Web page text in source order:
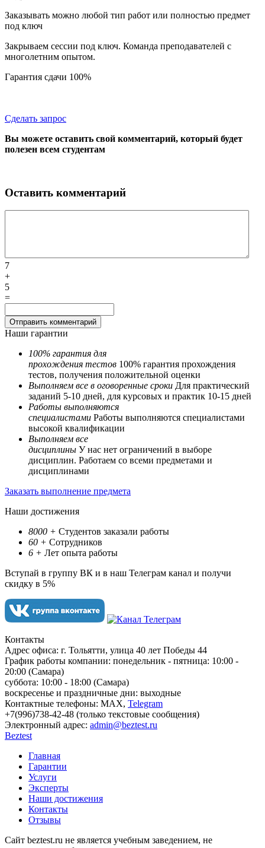
Заказывать можно любой тип работ или полностью предмет
под ключ
Закрываем сессии под ключ. Команда преподавателей с
многолетним опытом.
Гарантия сдачи 100%
Сделать запрос
Вы можете оставить свой комментарий, который будет
полезен всем студентам
Оставить комментарий
7
+
5
=
Наши гарантии
100% гарантия для
прохождения тестов 100% гарантия прохождения
тестов, получения положительной оценки
Выполняем все в оговоренные сроки Для практический
заданий 5-10 дней, для курсовых и практик 10-15 дней
Работы выполняются
специалистами Работы выполняются специалистами
высокой квалификации
Выполняем все
дисциплины У нас нет ограничений в выборе
дисциплин. Работаем со всеми предметами и
дисциплинами
Заказать выполнение предмета
Наши достижения
8000 + Студентов заказали работы
60 + Сотрудников
6 + Лет опыта работы
Вступай в группу ВК и в наш Телеграм канал и получи
скидку в 5%
Контакты
Адрес офиса: г. Тольятти, улица 40 лет Победы 44
График работы компании: понедельник - пятница: 10:00 -
20:00 (Самара)
суббота: 10:00 - 18:00 (Самара)
воскресенье и праздничные дни: выходные
Контактные телефоны: МАХ, Telegram
+7(996)738-42-48 (только текстовые сообщения)
Электронный адрес: admin@beztest.ru
Beztest
Главная
Гарантии
Услуги
Эксперты
Наши достижения
Контакты
Отзывы
Сайт beztest.ru не является учебным заведением, не